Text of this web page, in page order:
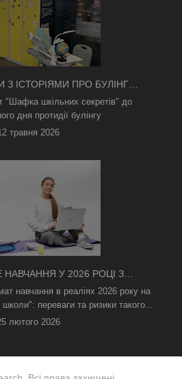
З ІСТОРІЯМИ ПРО БУЛІНГ
В КИЄВІ
"Шафка шкільних секретів" до
дня протидії булінгу
травня 2026
НАВЧАННЯ У 2026 РОЦІ З
СВІТЛА: ЯК АСИНХРОННИЙ
ОСВІТНІЙ ПРОЦЕС
навчання в реаліях 2026 року на
переваги та ризики такого...
лютого 2026